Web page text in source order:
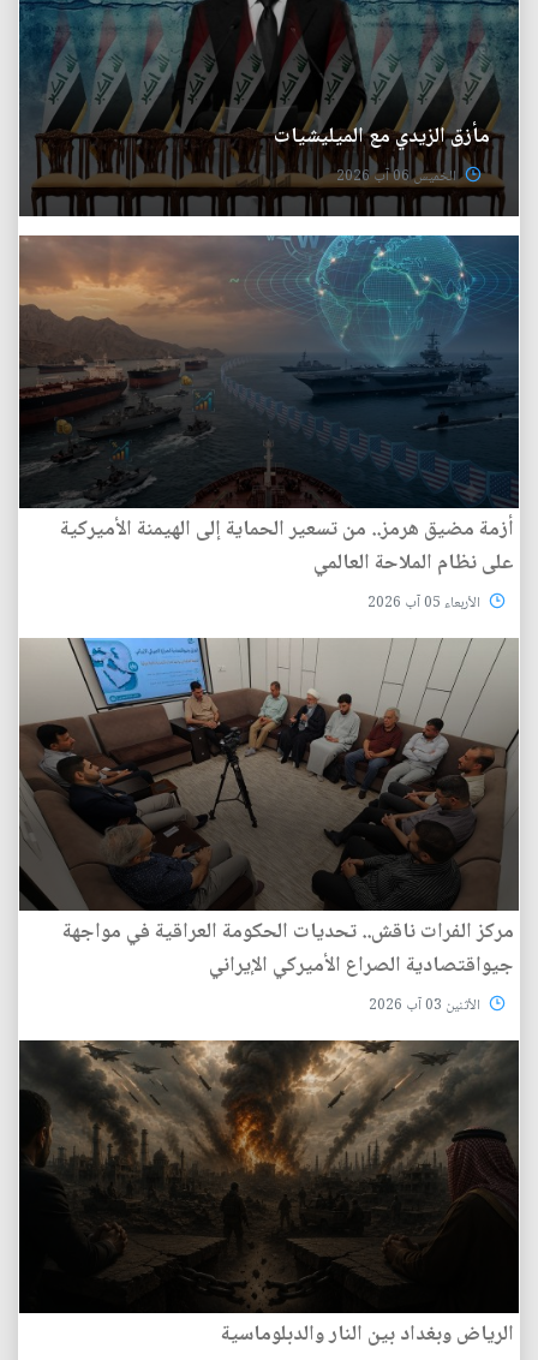
مأزق الزيدي مع الميليشيات
الخميس 06 آب 2026
أزمة مضيق هرمز.. من تسعير الحماية إلى الهيمنة الأميركية
على نظام الملاحة العالمي
الأربعاء 05 آب 2026
مركز الفرات ناقش.. تحديات الحكومة العراقية في مواجهة
جيواقتصادية الصراع الأميركي الإيراني
الأثنين 03 آب 2026
الرياض وبغداد بين النار والدبلوماسية